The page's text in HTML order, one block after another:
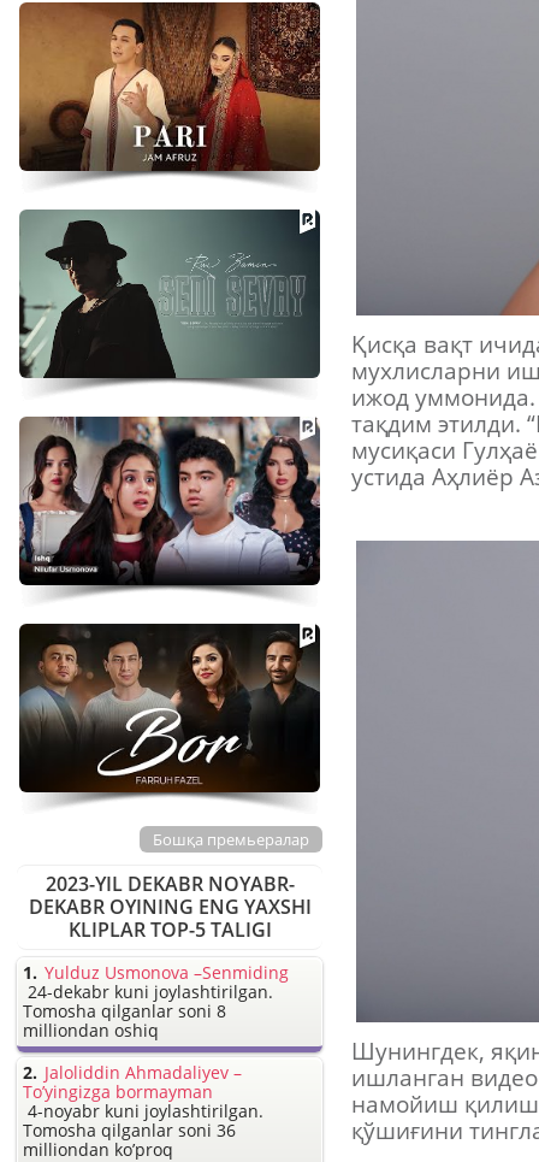
Қисқа вақт
мухлисларни
ижод уммонида.
тақдим этилди.
мусиқаси
устида Аҳлиёр
Шунингдек,
ишланган
намойиш
қўшиғини
Бошқа премьералар
2023-YIL DEKABR NOYABR-
DEKABR OYINING ENG YAXSHI
KLIPLAR TOP-5 TALIGI
Yulduz Usmonova –Senmiding
24-dekabr kuni joylashtirilgan.
Tomosha qilganlar soni 8
milliondan oshiq
Jaloliddin Ahmadaliyev –
To’yingizga bormayman
4-noyabr kuni joylashtirilgan.
Tomosha qilganlar soni 36
milliondan ko’proq